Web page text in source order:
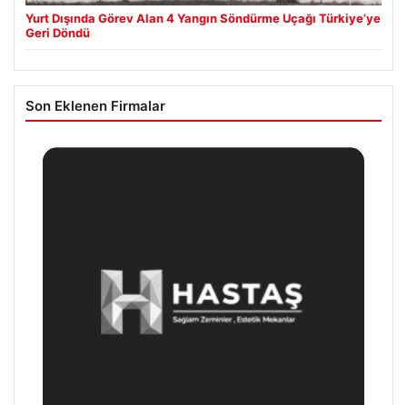
Yurt Dışında Görev Alan 4 Yangın Söndürme Uçağı Türkiye’ye
Geri Döndü
Son Eklenen Firmalar